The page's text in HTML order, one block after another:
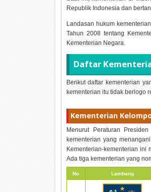
Republik Indonesia dan
Landasan hukum
Tahun 2008 tentang
Kementerian Negara.
Daftar
Berikut daftar kementerian
kementerian itu tidak berlogo
Kementerian
Menurut Peraturan
kementerian yang
Kementerian-kementerian ini
Ada tiga kementerian yang
No Lambang